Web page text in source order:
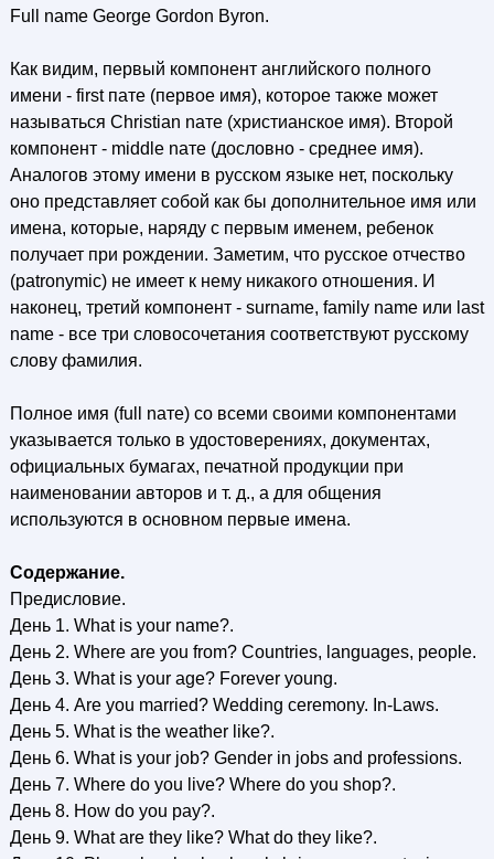
Full name George Gordon Byron.
Как видим, первый компонент английского полного
имени - first пате (первое имя), которое также может
называться Christian nате (христианское имя). Второй
компонент - middle nате (дословно - среднее имя).
Аналогов этому имени в русском языке нет, поскольку
оно представляет собой как бы дополнительное имя или
имена, которые, наряду с первым именем, ребенок
получает при рождении. Заметим, что русское отчество
(patronymic) не имеет к нему никакого отношения. И
наконец, третий компонент - surname, family name или last
name - все три словосочетания соответствуют русскому
слову фамилия.
Полное имя (full nате) со всеми своими компонентами
указывается только в удостоверениях, документах,
официальных бумагах, печатной продукции при
наименовании авторов и т. д., а для общения
используются в основном первые имена.
Содержание.
Предисловие.
День 1. What is your name?.
День 2. Where are you from? Countries, languages, people.
День 3. What is your age? Forever young.
День 4. Are you married? Wedding ceremony. In-Laws.
День 5. What is the weather like?.
День 6. What is your job? Gender in jobs and professions.
День 7. Where do you live? Where do you shop?.
День 8. How do you pay?.
День 9. What are they like? What do they like?.